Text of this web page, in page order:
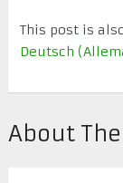
This post is
Deutsch (
About